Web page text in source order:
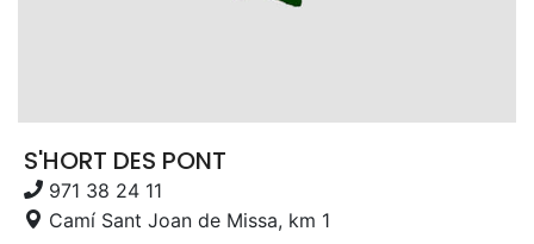
S'HORT DES PONT
971 38 24 11
Camí Sant Joan de Missa, km 1